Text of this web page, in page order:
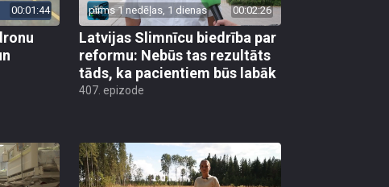
00:01:44 pirms 1 nedēļas, 1 dienas 00:02:26
Latvijas Slimnīcu biedrība par
reformu: Nebūs tas rezultāts
tāds, ka pacientiem būs labāk
407. epizode